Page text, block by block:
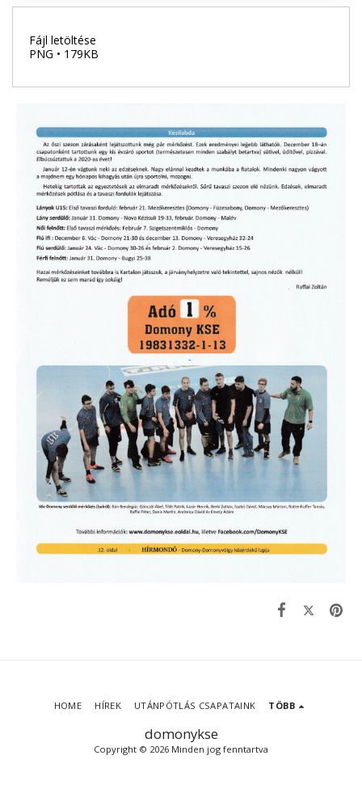
Fájl letöltése
PNG • 179KB
domonykse
Copyright © 2026 Minden jog fenntartva
HOME HÍREK UTÁNPÓTLÁS CSAPATAINK TÖBB